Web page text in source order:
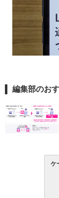
編集部のお
ケ